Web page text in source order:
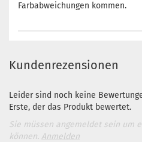
Farbabweichungen kommen.
Kundenrezensionen
Leider sind noch keine
Erste, der das Produkt bewertet.
Sie müssen angemeldet sein um
können. Anmelden